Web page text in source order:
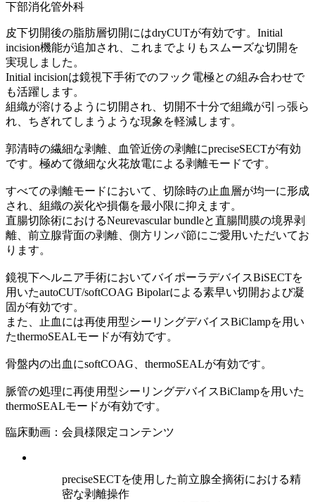
下部消化管外科
皮下切開後の脂肪層切開にはdryCUTが有効です。Initial
incision機能が追加され、これまでよりもスムーズな切開を
実現しました。
Initial incisionは鏡視下手術でのフック電極との組み合わせで
も活躍します。
組織が溶けるように切開され、切開不十分で組織が引っ張ら
れ、ちぎれてしまうような現象を軽減します。
郭清時の繊細な剥離、血管近傍の剥離にpreciseSECTが有効
です。極めて微細な火花放電による剥離モードです。
すべての剥離モードにおいて、切除時の止血層が均一に形成
され、組織の炭化や損傷を最小限に抑えます。
直腸切除術におけるNeurevascular bundleと直腸間膜の境界剥
離、前立腺背面の剥離、側方リンパ節にご愛用いただいてお
ります。
鏡視下ヘルニア手術においてバイポーラデバイスBiSECTを
用いたautoCUT/softCOAG Bipolarによる素早い切開および凝
固が有効です。
また、止血には再使用型シーリングデバイスBiClampを用い
たthermoSEALモードが有効です。
骨盤内の出血にsoftCOAG、thermoSEALが有効です。
脈管の処理に再使用型シーリングデバイスBiClampを用いた
thermoSEALモードが有効です。
臨床動画：会員様限定コンテンツ
preciseSECTを使用した前立腺全摘術における精
密な剥離操作